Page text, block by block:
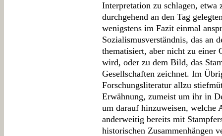
Interpretation zu schlagen, etwa
durchgehend an den Tag
wenigstens im Fazit einmal
Sozialismusverständnis, das an
thematisiert, aber nicht zu einer
wird, oder zu dem Bild, das
Gesellschaften zeichnet. Im
Forschungsliteratur allzu
Erwähnung, zumeist um ihr in
um darauf hinzuweisen, welche
anderweitig bereits mit
historischen Zusammenhängen